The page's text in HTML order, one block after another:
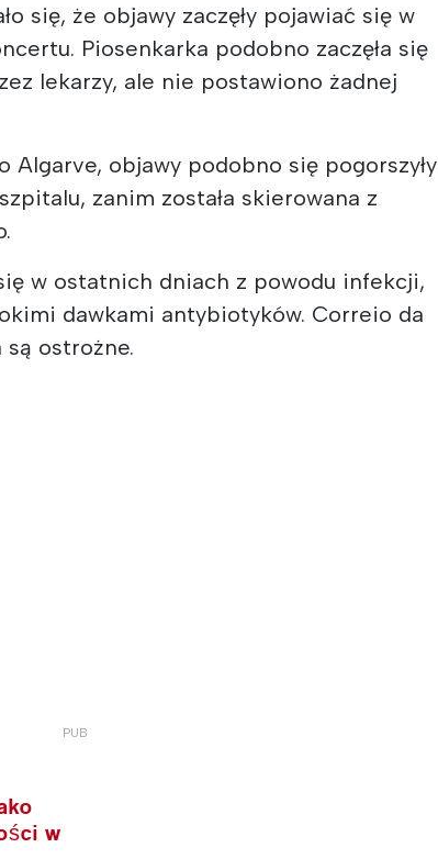
się, że objawy zaczęły pojawiać się w
Piosenkarka podobno zaczęła się
lekarzy, ale nie postawiono żadnej
Algarve, objawy podobno się pogorszyły
zanim została skierowana z
w ostatnich dniach z powodu infekcji,
dawkami antybiotyków. Correio da
ostrożne.
w